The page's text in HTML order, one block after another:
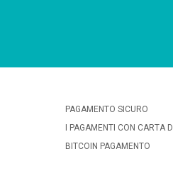
PAGAMENTO SICURO
I PAGAMENTI CON CARTA DI
BITCOIN PAGAMENTO